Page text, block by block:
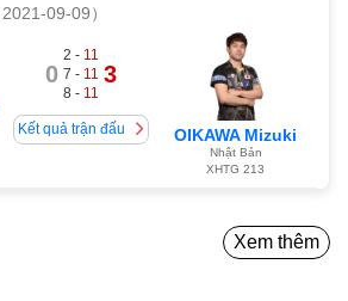
2021-09-09）
0
2 - 11
7 - 11
8 - 11
3
Kết quả trận đấu OIKAWA Mizuki
Nhật Bản
XHTG 213
Xem thêm